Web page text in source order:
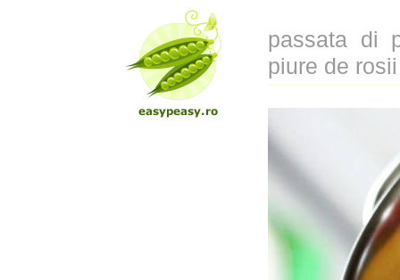
passata di
piure de